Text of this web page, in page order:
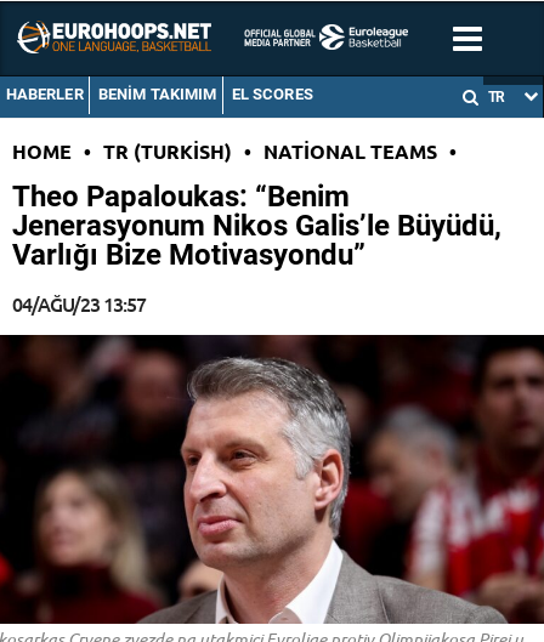
HABERLER BENIM TAKIMIM EL SCORES TR
HOME • TR (TURKISH) • NATIONAL TEAMS •
Theo Papaloukas: “Benim
Jenerasyonum Nikos Galis’le Büyüdü,
Varlığı Bize Motivasyondu”
04/AĞU/23 13:57